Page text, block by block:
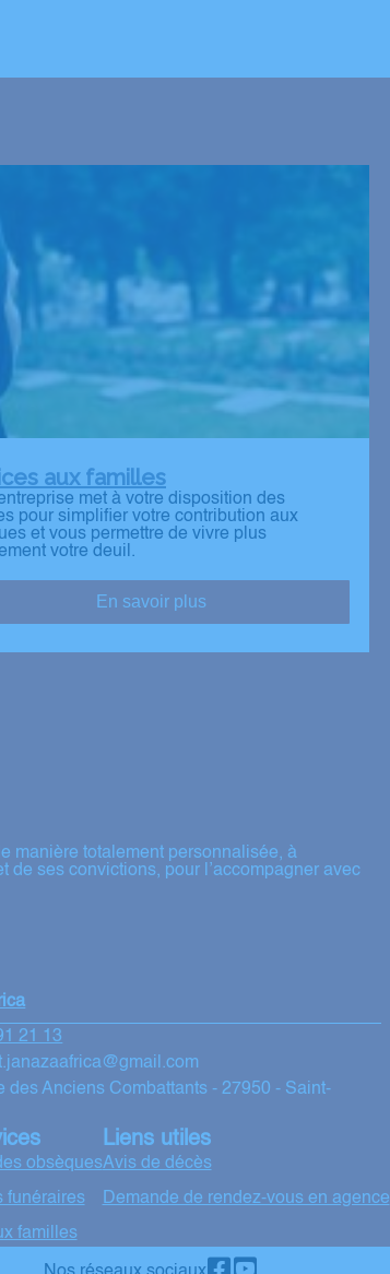
aux familles
met à votre disposition des
pour simplifier votre contribution aux
et vous permettre de vivre plus
votre deuil.
En savoir plus
manière totalement personnalisée, à
de ses convictions, pour l’accompagner avec
21 13
des Anciens Combattants - 27950 - Saint-
obsèques
funéraires
familles
Liens utiles
Avis de décès
Demande de rendez-vous en agence